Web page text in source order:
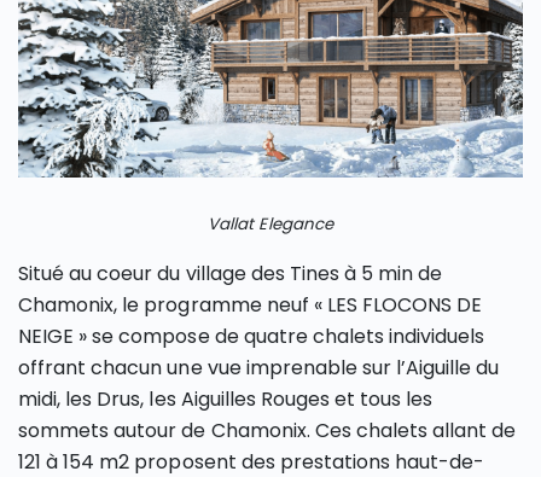
Vallat Elegance
Situé au coeur du village des Tines à 5 min de
Chamonix, le programme neuf « LES FLOCONS DE
NEIGE » se compose de quatre chalets individuels
offrant chacun une vue imprenable sur l’Aiguille du
midi, les Drus, les Aiguilles Rouges et tous les
sommets autour de Chamonix. Ces chalets allant de
121 à 154 m2 proposent des prestations haut-de-